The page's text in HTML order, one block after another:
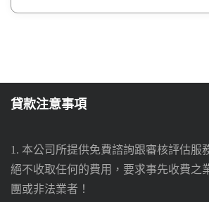
貸款注意事項
1. 本公司所提供免費諮詢跟審核評估服
絕不收取任何的費用，要求事先收費之
團或非法業者！